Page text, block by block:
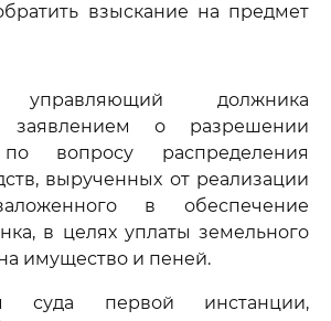
взыскание на предмет
управляющий должника
заявлением о разрешении
по вопросу распределения
вырученных от реализации
в обеспечение
в целях уплаты земельного
имущество и пеней.
суда первой инстанции,